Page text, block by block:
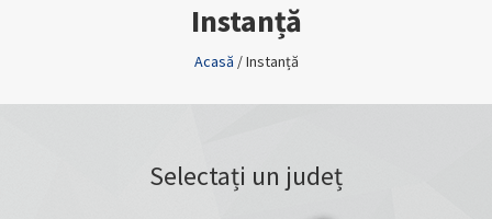
Instanță
Acasă /Instanță
Selectați un județ